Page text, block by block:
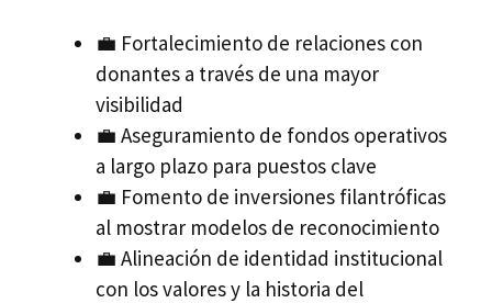
💼 Fortalecimiento de relaciones con
donantes a través de una mayor
visibilidad
💼 Aseguramiento de fondos operativos
a largo plazo para puestos clave
💼 Fomento de inversiones filantróficas
al mostrar modelos de reconocimiento
💼 Alineación de identidad institucional
con los valores y la historia del